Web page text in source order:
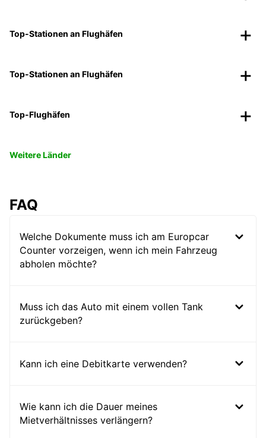
Top-Stationen an Flughäfen
Top-Stationen an Flughäfen
Top-Flughäfen
Weitere Länder
FAQ
Welche Dokumente muss ich am Europcar
Counter vorzeigen, wenn ich mein Fahrzeug
abholen möchte?
Muss ich das Auto mit einem vollen Tank
zurückgeben?
Kann ich eine Debitkarte verwenden?
Wie kann ich die Dauer meines
Mietverhältnisses verlängern?